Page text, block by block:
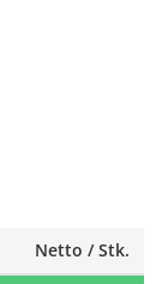
Netto / Stk.